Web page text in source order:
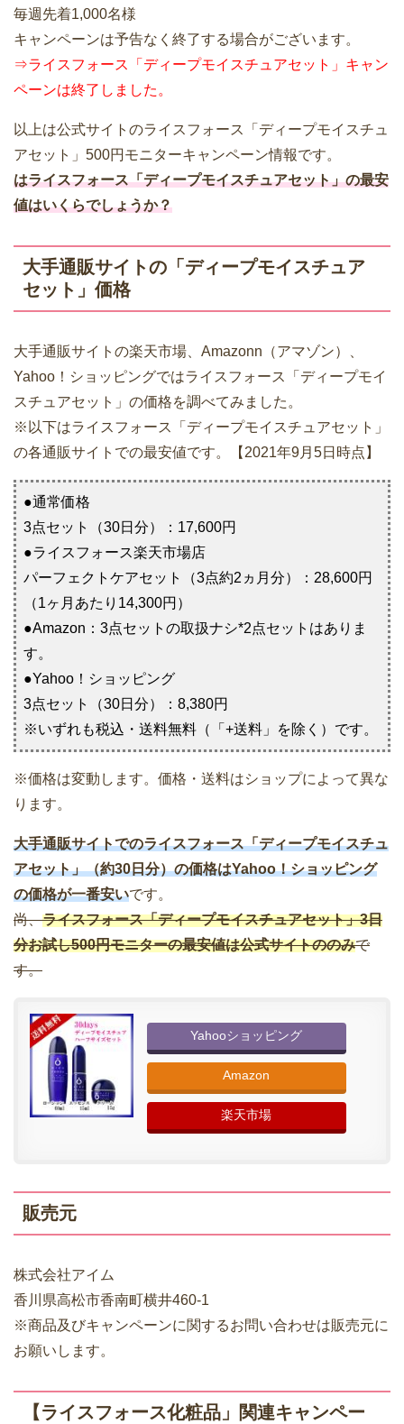
毎週先着1,000名様
キャンペーンは予告なく終了する場合がございます。
⇒ライスフォース「ディープモイスチュアセット」キャン
ペーンは終了しました。
以上は公式サイトのライスフォース「ディープモイスチュ
アセット」500円モニターキャンペーン情報です。
はライスフォース「ディープモイスチュアセット」の最安
値はいくらでしょうか？
大手通販サイトの「ディープモイスチュア
セット」価格
大手通販サイトの楽天市場、Amazonn（アマゾン）、
Yahoo！ショッピングではライスフォース「ディープモイ
スチュアセット」の価格を調べてみました。
※以下はライスフォース「ディープモイスチュアセット」
の各通販サイトでの最安値です。【2021年9月5日時点】
●通常価格
3点セット（30日分）：17,600円
●ライスフォース楽天市場店
パーフェクトケアセット（3点約2ヵ月分）：28,600円
（1ヶ月あたり14,300円）
●Amazon：3点セットの取扱ナシ*2点セットはありま
す。
●Yahoo！ショッピング
3点セット（30日分）：8,380円
※いずれも税込・送料無料（「+送料」を除く）です。
※価格は変動します。価格・送料はショップによって異な
ります。
大手通販サイトでのライスフォース「ディープモイスチュ
アセット」（約30日分）の価格はYahoo！ショッピング
の価格が一番安いです。
尚、ライスフォース「ディープモイスチュアセット」3日
分お試し500円モニターの最安値は公式サイトののみで
す。
Yahooショッピング
Amazon
楽天市場
販売元
株式会社アイム
香川県高松市香南町横井460-1
※商品及びキャンペーンに関するお問い合わせは販売元に
お願いします。
【ライスフォース化粧品」関連キャンペー